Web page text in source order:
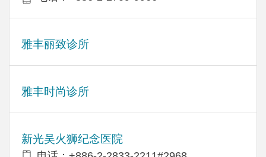
雅丰丽致诊所
雅丰时尚诊所
新光吴火狮纪念医院